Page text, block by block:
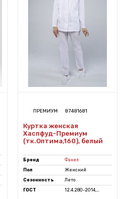
ПРЕМИУМ 87481681
Куртка женская
Хаспфуд-Премиум
(тк.Оптима,160), белый
Бренд
Факел
Пол
Женский
Сезонность
Лето
ГОСТ
12.4.280-2014,...